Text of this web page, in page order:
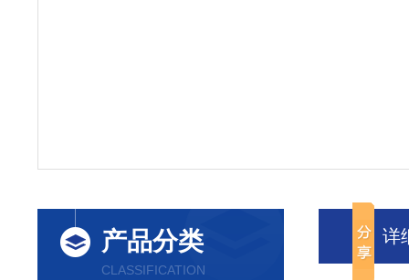
产品分类
CLASSIFICATION
详